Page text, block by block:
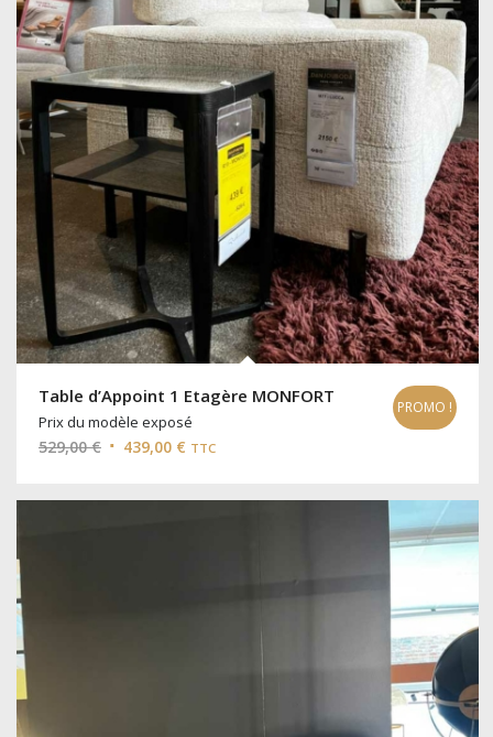
Table d’Appoint 1 Etagère MONFORT
Prix du modèle exposé
529,00€ Le
initial
439,00 € Le
actuel
TTC
PROMO !